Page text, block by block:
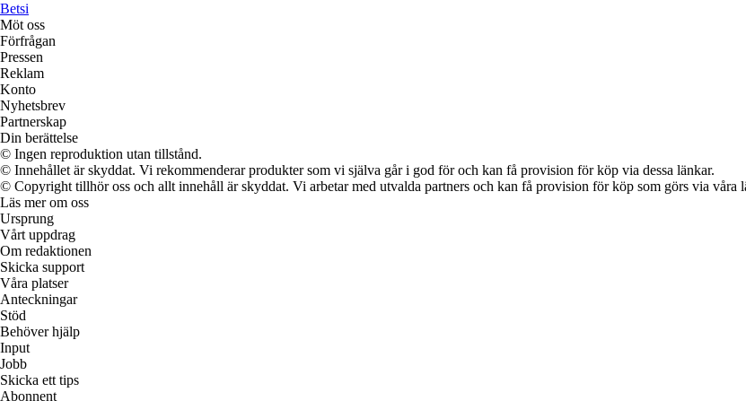
Betsi
Möt oss
Förfrågan
Pressen
Reklam
Konto
Nyhetsbrev
Partnerskap
Din berättelse
© Ingen reproduktion utan tillstånd.
© Innehållet är skyddat. Vi rekommenderar produkter som vi själva går i god för och kan få provision för köp via dessa länkar.
© Copyright tillhör oss och allt innehåll är skyddat. Vi arbetar med utvalda partners och kan få provision för köp som görs via våra
Läs mer om oss
Ursprung
Vårt uppdrag
Om redaktionen
Skicka support
Våra platser
Anteckningar
Stöd
Behöver hjälp
Input
Jobb
Skicka ett tips
Abonnent